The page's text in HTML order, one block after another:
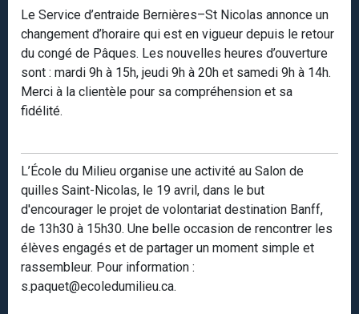
Le Service d’entraide Bernières–St Nicolas annonce un
changement d’horaire qui est en vigueur depuis le retour
du congé de Pâques. Les nouvelles heures d’ouverture
sont : mardi 9h à 15h, jeudi 9h à 20h et samedi 9h à 14h.
Merci à la clientèle pour sa compréhension et sa
fidélité.
L’École du Milieu organise une activité au Salon de
quilles Saint-Nicolas, le 19 avril, dans le but
d'encourager le projet de volontariat destination Banff,
de 13h30 à 15h30. Une belle occasion de rencontrer les
élèves engagés et de partager un moment simple et
rassembleur. Pour information :
s.paquet@ecoledumilieu.ca.